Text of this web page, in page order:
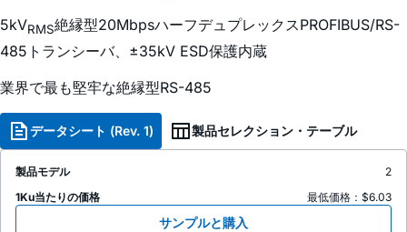
5kVRMS絶縁型20MbpsハーフデュプレックスPROFIBUS/RS-
485トランシーバ、±35kV ESD保護内蔵
業界で最も堅牢な絶縁型RS-485
データシート (Rev. 1) 製品セレクション・テーブル
製品モデル
2
1Ku当たりの価格
最低価格：$6.03
サンプルと購入